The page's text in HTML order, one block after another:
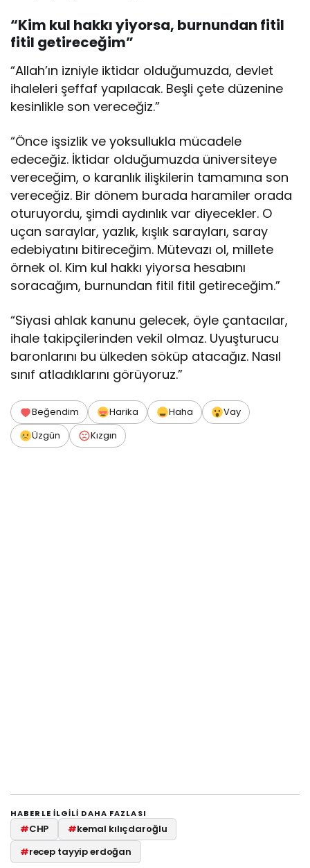
“Kim kul hakkı yiyorsa, burnundan fitil
fitil getireceğim”
“Allah’ın izniyle iktidar olduğumuzda, devlet
ihaleleri şeffaf yapılacak. Beşli çete düzenine
kesinlikle son vereceğiz.”
“Önce işsizlik ve yoksullukla mücadele
edeceğiz. İktidar olduğumuzda üniversiteye
vereceğim, o karanlık ilişkilerin tamamına son
vereceğiz. Bir dönem burada haramiler orada
oturuyordu, şimdi aydınlık var diyecekler. O
uçan saraylar, yazlık, kışlık sarayları, saray
edebiyatını bitireceğim. Mütevazı ol, millete
örnek ol. Kim kul hakkı yiyorsa hesabını
soracağım, burnundan fitil fitil getireceğim.”
“Siyasi ahlak kanunu gelecek, öyle çantacılar,
ihale takipçilerinden vekil olmaz. Uyuşturucu
baronlarını bu ülkeden söküp atacağız. Nasıl
sınıf atladıklarını görüyoruz.”
Beğendim Harika Haha
Vay
Üzgün
Kızgın
HABERLE ILGILI DAHA FAZLASI
#CHP #kemal kılıçdaroğlu
#recep tayyip erdoğan